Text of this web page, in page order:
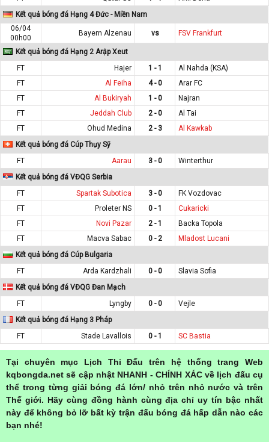
Kết quả bóng đá Hạng 4 Đức - Miền Nam
06/04
00h00
Bayern Alzenau vs FSV Frankfurt
Kết quả bóng đá Hạng 2 Arập Xeut
FT
Hajer 1 - 1
Al Nahda (KSA)
FT
Al Feiha 4 - 0
Arar FC
FT
Al Bukiryah 1 - 0
Najran
FT
Jeddah Club 2 - 0
Al Tai
FT
Ohud Medina 2 - 3
Al Kawkab
Kết quả bóng đá Cúp Thụy Sỹ
FT
Aarau 3 - 0
Winterthur
Kết quả bóng đá VĐQG Serbia
FT
Spartak Subotica 3 - 0
FK Vozdovac
FT
Proleter NS 0 - 1
Cukaricki
FT
Novi Pazar 2 - 1
Backa Topola
FT
Macva Sabac 0 - 2
Mladost Lucani
Kết quả bóng đá Cúp Bulgaria
FT
Arda Kardzhali 0 - 0
Slavia Sofia
Kết quả bóng đá VĐQG Đan Mạch
FT
Lyngby 0 - 0
Vejle
Kết quả bóng đá Hạng 3 Pháp
FT
Stade Lavallois 0 - 1 SC Bastia
Tại chuyên mục Lịch Thi Đấu trên hệ thống trang Web
kqbongda.net sẽ cập nhật NHANH - CHÍNH XÁC về lịch đấu cụ
thể trong từng giải bóng đá lớn/ nhỏ trên nhỏ nước và trên
Thế giới. Hãy cùng đồng hành cùng địa chỉ uy tín bậc nhất
này để không bỏ lỡ bất kỳ trận đấu bóng đá hấp dẫn nào các
bạn nhé!